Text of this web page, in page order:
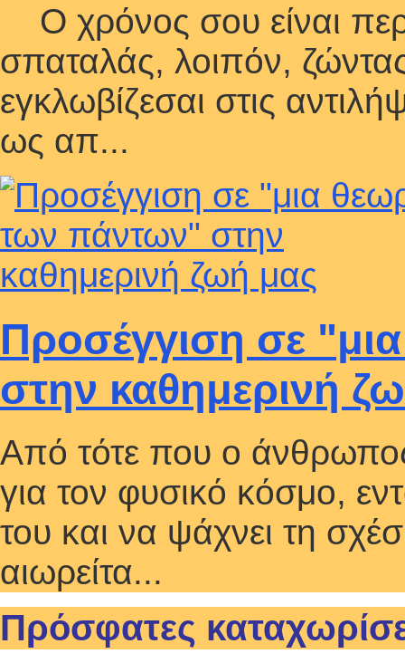
Ο χρόνος σου είναι
σπαταλάς, λοιπόν,
εγκλωβίζεσαι στις
ως απ...
Προσέγγιση σε
στην καθημερινή
Από τότε που ο
για τον φυσικό κόσμο,
του και να ψάχνει τη
αιωρείτα...
Πρόσφατες